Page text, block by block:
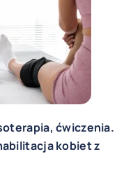
ćwiczenia.
kobiet z